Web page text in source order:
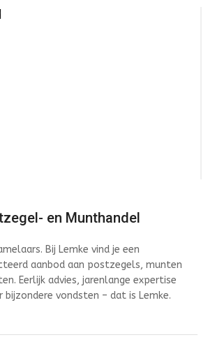
en Munthandel
Bij Lemke vind je een
aanbod aan postzegels, munten
Eerlijk advies, jarenlange expertise
bijzondere vondsten – dat is Lemke.